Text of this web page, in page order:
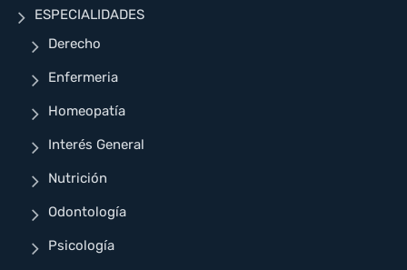
ESPECIALIDADES
Derecho
Enfermeria
Homeopatía
Interés General
Nutrición
Odontología
Psicología